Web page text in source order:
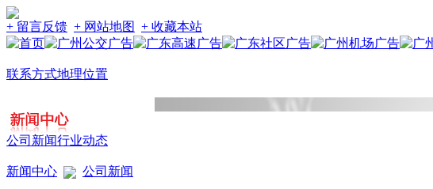
+ 留言反馈 + 网站地图 + 收藏本站
联系方式地理位置
公司新闻行业动态
新闻中心 公司新闻